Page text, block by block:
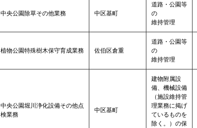
中央公園除草その他業務 中区基町
道路・公園等
の
維持管理
植物公園特殊樹木保守育成業務 佐伯区倉重
道路・公園等
の
維持管理
中央公園堀川浄化設備その他点
検業務
中区基町
建物附属設
備、機械設備
（施設維持管
理業務に掲げ
ているものを
除く。）の保